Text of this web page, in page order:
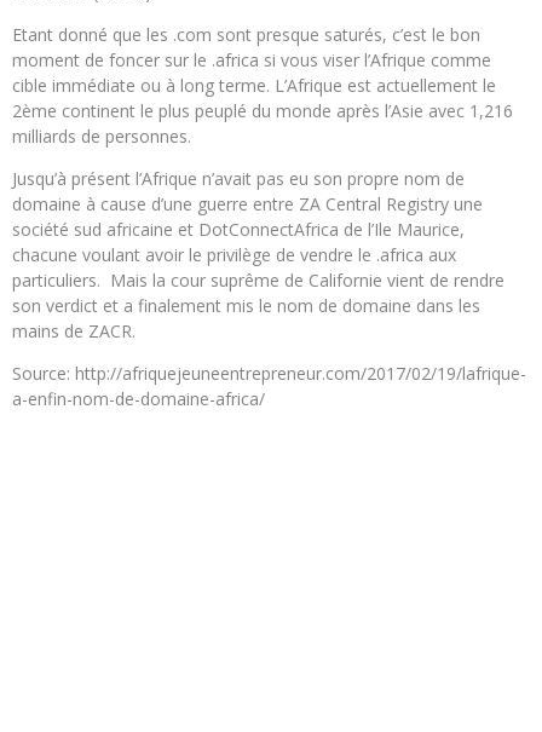
Etant donné que les .com sont presque saturés, c’est le bon
moment de foncer sur le .africa si vous viser l’Afrique comme
cible immédiate ou à long terme. L’Afrique est actuellement le
2ème continent le plus peuplé du monde après l’Asie avec 1,216
milliards de personnes.
Jusqu’à présent l’Afrique n’avait pas eu son propre nom de
domaine à cause d’une guerre entre ZA Central Registry une
société sud africaine et DotConnectAfrica de l’Ile Maurice,
chacune voulant avoir le privilège de vendre le .africa aux
particuliers. Mais la cour suprême de Californie vient de rendre
son verdict et a finalement mis le nom de domaine dans les
mains de ZACR.
Source: http://afriquejeuneentrepreneur.com/2017/02/19/lafrique-
a-enfin-nom-de-domaine-africa/